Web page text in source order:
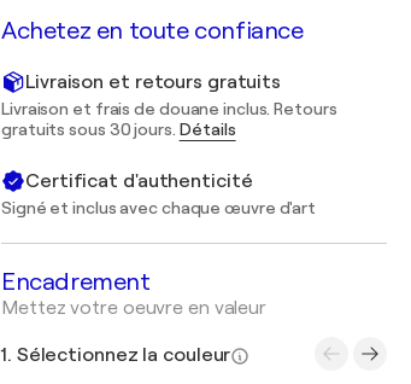
Achetez en toute confiance
Livraison et retours gratuits
Livraison et frais de douane inclus. Retours
gratuits sous 30 jours. Détails
Certificat d'authenticité
Signé et inclus avec chaque œuvre d'art
Encadrement
Mettez votre oeuvre en valeur
1. Sélectionnez la couleur